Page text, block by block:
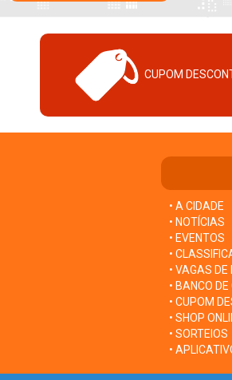
CUPOM
• A CIDADE
• NOTÍCIAS
• EVENTOS
•
• VAGAS DE
• BANCO
• CUPOM
• SHOP
• SORTEIOS
•